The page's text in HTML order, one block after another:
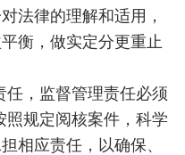
法律的理解和适用，
衡，做实定分更重止
，监督管理责任必须
照规定阅核案件，科学
相应责任，以确保、